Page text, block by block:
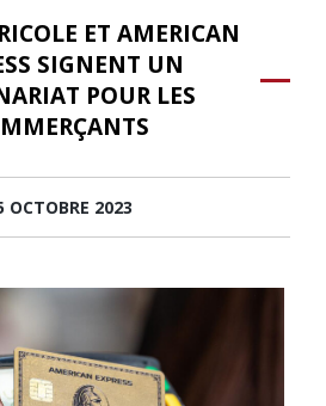
ET AMERICAN
SIGNENT UN
POUR LES
OCTOBRE 2023